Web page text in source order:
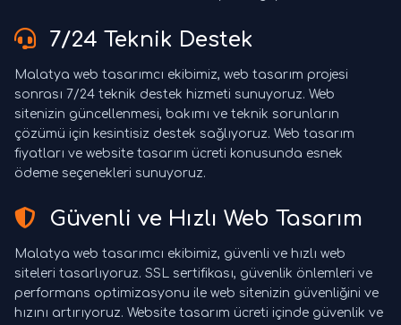
7/24 Teknik Destek
Malatya web tasarımcı ekibimiz, web tasarım projesi
sonrası 7/24 teknik destek hizmeti sunuyoruz. Web
sitenizin güncellenmesi, bakımı ve teknik sorunların
çözümü için kesintisiz destek sağlıyoruz. Web tasarım
fiyatları ve website tasarım ücreti konusunda esnek
ödeme seçenekleri sunuyoruz.
Güvenli ve Hızlı Web Tasarım
Malatya web tasarımcı ekibimiz, güvenli ve hızlı web
siteleri tasarlıyoruz. SSL sertifikası, güvenlik önlemleri ve
performans optimizasyonu ile web sitenizin güvenliğini ve
hızını artırıyoruz. Website tasarım ücreti içinde güvenlik ve